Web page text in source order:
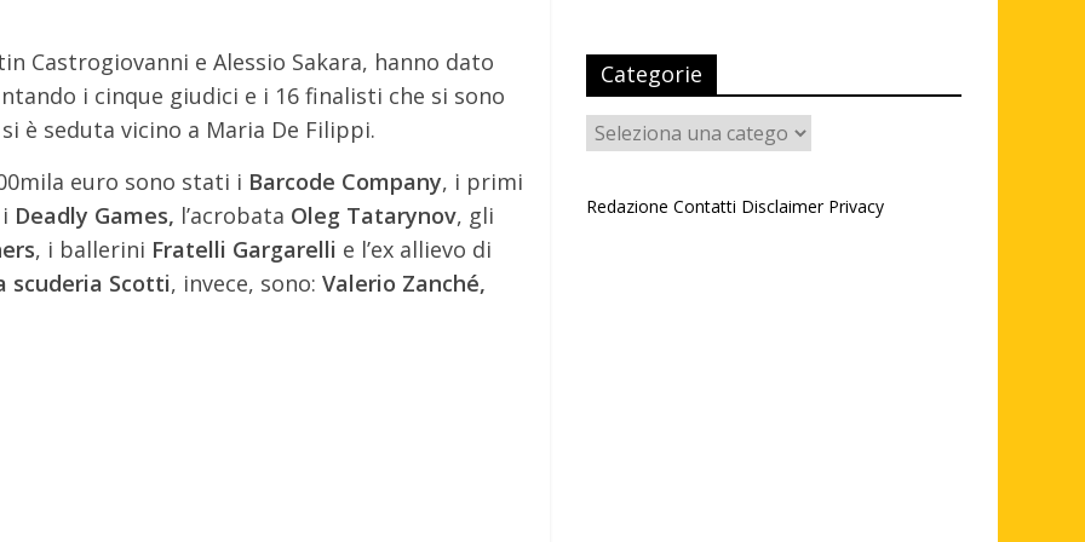
Castrogiovanni e Alessio Sakara, hanno dato
i cinque giudici e i 16 finalisti che si sono
è seduta vicino a Maria De Filippi.
euro sono stati i Barcode Company, i primi
Deadly Games, l’acrobata Oleg Tatarynov, gli
, i ballerini Fratelli Gargarelli e l’ex allievo di
scuderia Scotti, invece, sono: Valerio Zanché,
Categorie
Categorie
Redazione Contatti Disclaimer Privacy